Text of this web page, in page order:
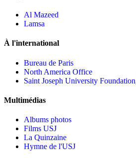
Al Mazeed
Lamsa
À l'international
Bureau de Paris
North America Office
Saint Joseph University
Multimédias
Albums photos
Films USJ
La Quinzaine
Hymne de l'USJ